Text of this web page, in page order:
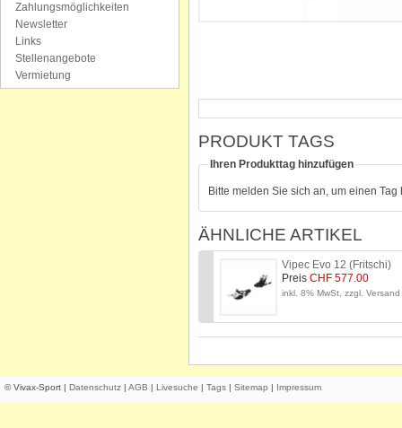
PRODUKT TAGS
Ihren Produkttag hinzufügen
Bitte melden Sie sich an, um einen
ÄHNLICHE ARTIKEL
Vipec Evo 12 (Fritschi)
Preis CHF 577.00
inkl. 8% MwSt, zzgl. Versand
Zahlungsmöglichkeiten
Newsletter
Links
Stellenangebote
Vermietung
© Vivax-Sport | Datenschutz | AGB | Livesuche | Tags | Sitemap | Impressum